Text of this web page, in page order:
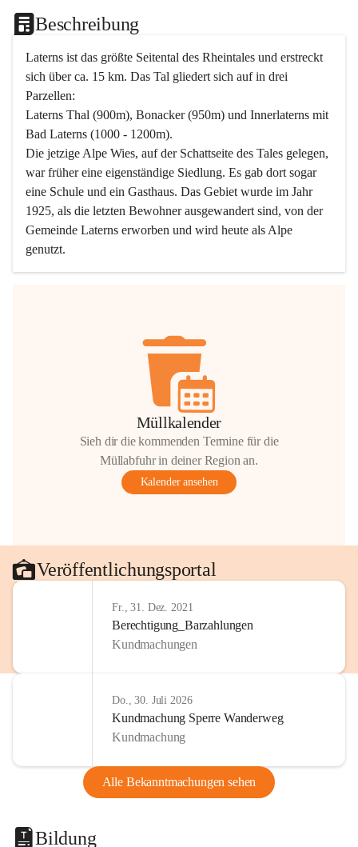
Beschreibung
Laterns ist das größte Seitental des Rheintales und erstreckt
sich über ca. 15 km. Das Tal gliedert sich auf in drei
Parzellen:
Laterns Thal (900m), Bonacker (950m) und Innerlaterns mit
Bad Laterns (1000 - 1200m).
Die jetzige Alpe Wies, auf der Schattseite des Tales gelegen,
war früher eine eigenständige Siedlung. Es gab dort sogar
eine Schule und ein Gasthaus. Das Gebiet wurde im Jahr
1925, als die letzten Bewohner ausgewandert sind, von der
Gemeinde Laterns erworben und wird heute als Alpe
genutzt.
Müllkalender
Sieh dir die kommenden Termine für die
Müllabfuhr in deiner Region an.
Kalender ansehen
Veröffentlichungsportal
Fr., 31. Dez. 2021
Berechtigung_Barzahlungen
Kundmachungen
Do., 30. Juli 2026
Kundmachung Sperre Wanderweg
Kundmachung
Alle Bekanntmachungen sehen
Bildung